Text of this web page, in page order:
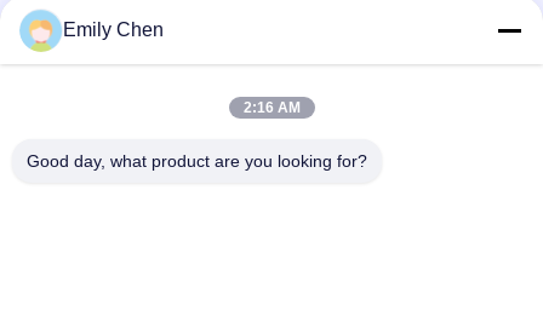
Emily Chen
2:16 AM
Good day, what product are you looking for?